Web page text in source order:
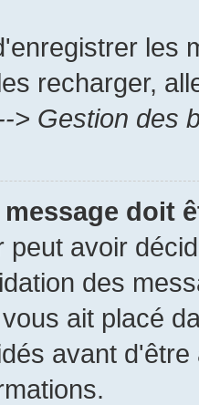
les
recharger,
> Gestion des
doit
peut avoir
des
ait placé
avant